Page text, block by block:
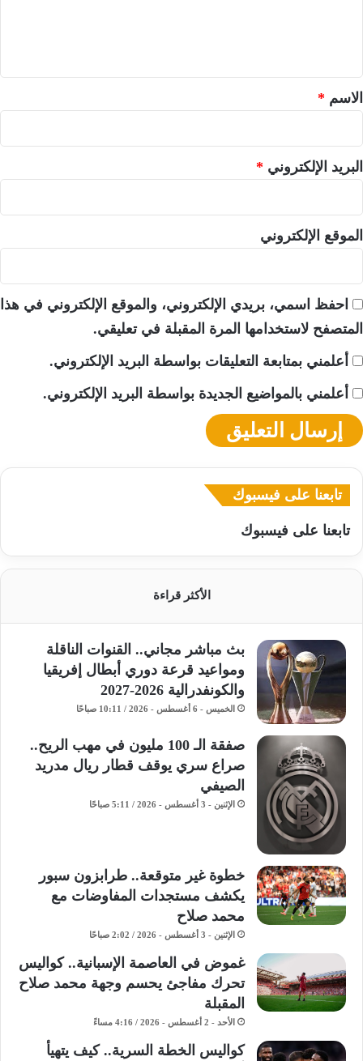
*الاسم *
البريد الإلكتروني *
الموقع الإلكتروني
احفظ اسمي، بريدي الإلكتروني، والموقع الإلكتروني في هذا
المتصفح لاستخدامها المرة المقبلة في تعليقي.
أعلمني بمتابعة التعليقات بواسطة البريد الإلكتروني.
أعلمني بالمواضيع الجديدة بواسطة البريد الإلكتروني.
تابعنا على فيسبوك
تابعنا على فيسبوك
الأكثر قراءة
بث مباشر مجاني.. القنوات الناقلة
ومواعيد قرعة دوري أبطال إفريقيا
والكونفدرالية 2026-2027
الخميس - 6 أغسطس - 2026 / 10:11 صباحًا
صفقة الـ 100 مليون في مهب الريح..
صراع سري يوقف قطار ريال مدريد
الصيفي
الإثنين - 3 أغسطس - 2026 / 5:11 صباحًا
خطوة غير متوقعة.. طرابزون سبور
يكشف مستجدات المفاوضات مع
محمد صلاح
الإثنين - 3 أغسطس - 2026 / 2:02 صباحًا
غموض في العاصمة الإسبانية.. كواليس
تحرك مفاجئ يحسم وجهة محمد صلاح
المقبلة
الأحد - 2 أغسطس - 2026 / 4:16 مساءً
كواليس الخطة السرية.. كيف يتهيأ